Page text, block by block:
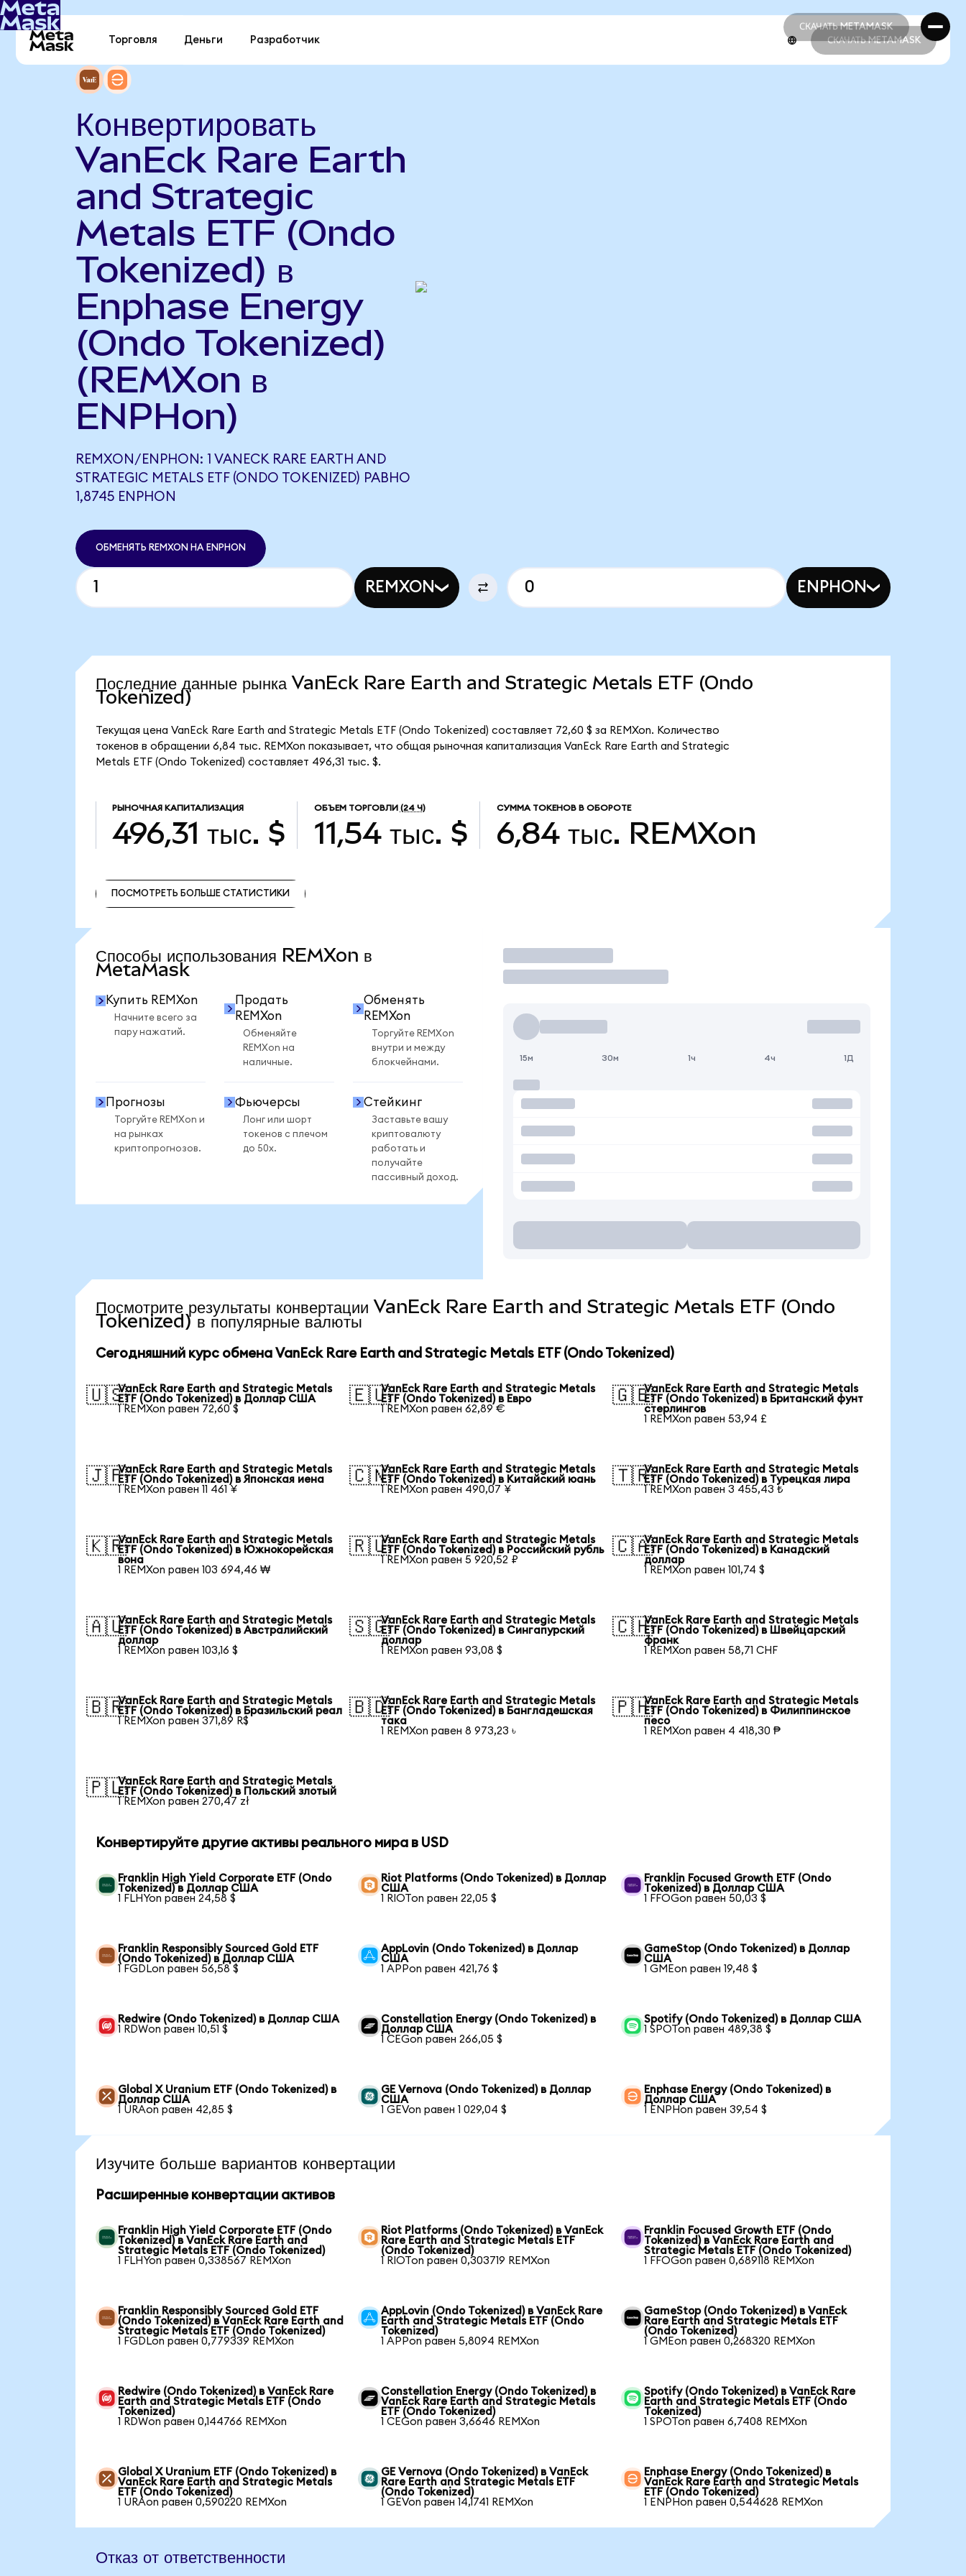
СКАЧАТЬ METAMASK
СКАЧАТЬ METAMASK
Торговля Деньги Разработчик СКАЧАТЬ METAMASK
Конвертировать
VanEck Rare Earth
and Strategic
Metals ETF (Ondo
Tokenized) в
Enphase Energy
(Ondo Tokenized)
(REMXon в
ENPHon)
REMXON/ENPHON: 1 VANECK RARE EARTH AND
STRATEGIC METALS ETF (ONDO TOKENIZED) РАВНО
1,8745 ENPHON
ОБМЕНЯТЬ REMXON НА ENPHON
REMXON ENPHON
Последние данные рынка VanEck Rare Earth and Strategic Metals ETF (Ondo
Tokenized)
Текущая цена VanEck Rare Earth and Strategic Metals ETF (Ondo Tokenized) составляет 72,60 $ за REMXon. Количество
токенов в обращении 6,84 тыс. REMXon показывает, что общая рыночная капитализация VanEck Rare Earth and Strategic
Metals ETF (Ondo Tokenized) составляет 496,31 тыс. $.
РЫНОЧНАЯ КАПИТАЛИЗАЦИЯ
496,31 тыс. $
ОБЪЕМ ТОРГОВЛИ (24 Ч)
11,54 тыс. $
СУММА ТОКЕНОВ В ОБОРОТЕ
6,84 тыс. REMXon
ПОСМОТРЕТЬ БОЛЬШЕ СТАТИСТИКИ
Способы использования REMXon в
MetaMask
Купить REMXon
Начните всего за
пару нажатий.
Продать
REMXon
Обменяйте
REMXon на
наличные.
Обменять
REMXon
Торгуйте REMXon
внутри и между
блокчейнами.
Прогнозы
Торгуйте REMXon и
на рынках
криптопрогнозов.
Фьючерсы
Лонг или шорт
токенов с плечом
до 50x.
Стейкинг
Заставьте вашу
криптовалюту
работать и
получайте
пассивный доход.
Торговать
15м 30м 1ч 4ч 1Д
Посмотрите результаты конвертации VanEck Rare Earth and Strategic Metals ETF (Ondo
Tokenized) в популярные валюты
Сегодняшний курс обмена VanEck Rare Earth and Strategic Metals ETF (Ondo Tokenized)
🇺🇸VanEck Rare Earth and Strategic Metals
ETF (Ondo Tokenized) в Доллар США
1 REMXon равен 72,60 $
🇪🇺VanEck Rare Earth and Strategic Metals
ETF (Ondo Tokenized) в Евро
1 REMXon равен 62,89 €
🇬🇧VanEck Rare Earth and Strategic Metals
ETF (Ondo Tokenized) в Британский фунт
стерлингов
1 REMXon равен 53,94 £
🇯🇵VanEck Rare Earth and Strategic Metals
ETF (Ondo Tokenized) в Японская иена
1 REMXon равен 11 461 ¥
🇨🇳VanEck Rare Earth and Strategic Metals
ETF (Ondo Tokenized) в Китайский юань
1 REMXon равен 490,07 ¥
🇹🇷VanEck Rare Earth and Strategic Metals
ETF (Ondo Tokenized) в Турецкая лира
1 REMXon равен 3 455,43 ₺
🇰🇷VanEck Rare Earth and Strategic Metals
ETF (Ondo Tokenized) в Южнокорейская
вона
1 REMXon равен 103 694,46 ₩
🇷🇺VanEck Rare Earth and Strategic Metals
ETF (Ondo Tokenized) в Российский рубль
1 REMXon равен 5 920,52 ₽
🇨🇦VanEck Rare Earth and Strategic Metals
ETF (Ondo Tokenized) в Канадский
доллар
1 REMXon равен 101,74 $
🇦🇺VanEck Rare Earth and Strategic Metals
ETF (Ondo Tokenized) в Австралийский
доллар
1 REMXon равен 103,16 $
🇸🇬VanEck Rare Earth and Strategic Metals
ETF (Ondo Tokenized) в Сингапурский
доллар
1 REMXon равен 93,08 $
🇨🇭VanEck Rare Earth and Strategic Metals
ETF (Ondo Tokenized) в Швейцарский
франк
1 REMXon равен 58,71 CHF
🇧🇷VanEck Rare Earth and Strategic Metals
ETF (Ondo Tokenized) в Бразильский реал
1 REMXon равен 371,89 R$
🇧🇩VanEck Rare Earth and Strategic Metals
ETF (Ondo Tokenized) в Бангладешская
така
1 REMXon равен 8 973,23 ৳
🇵🇭VanEck Rare Earth and Strategic Metals
ETF (Ondo Tokenized) в Филиппинское
песо
1 REMXon равен 4 418,30 ₱
🇵🇱VanEck Rare Earth and Strategic Metals
ETF (Ondo Tokenized) в Польский злотый
1 REMXon равен 270,47 zł
Конвертируйте другие активы реального мира в USD
Franklin High Yield Corporate ETF (Ondo
Tokenized) в Доллар США
1 FLHYon равен 24,58 $
Riot Platforms (Ondo Tokenized) в Доллар
США
1 RIOTon равен 22,05 $
Franklin Focused Growth ETF (Ondo
Tokenized) в Доллар США
1 FFOGon равен 50,03 $
Franklin Responsibly Sourced Gold ETF
(Ondo Tokenized) в Доллар США
1 FGDLon равен 56,58 $
AppLovin (Ondo Tokenized) в Доллар
США
1 APPon равен 421,76 $
GameStop (Ondo Tokenized) в Доллар
США
1 GMEon равен 19,48 $
Redwire (Ondo Tokenized) в Доллар США
1 RDWon равен 10,51 $
Constellation Energy (Ondo Tokenized) в
Доллар США
1 CEGon равен 266,05 $
Spotify (Ondo Tokenized) в Доллар США
1 SPOTon равен 489,38 $
Global X Uranium ETF (Ondo Tokenized) в
Доллар США
1 URAon равен 42,85 $
GE Vernova (Ondo Tokenized) в Доллар
США
1 GEVon равен 1 029,04 $
Enphase Energy (Ondo Tokenized) в
Доллар США
1 ENPHon равен 39,54 $
Изучите больше вариантов конвертации
Расширенные конвертации активов
Franklin High Yield Corporate ETF (Ondo
Tokenized) в VanEck Rare Earth and
Strategic Metals ETF (Ondo Tokenized)
1 FLHYon равен 0,338567 REMXon
Riot Platforms (Ondo Tokenized) в VanEck
Rare Earth and Strategic Metals ETF
(Ondo Tokenized)
1 RIOTon равен 0,303719 REMXon
Franklin Focused Growth ETF (Ondo
Tokenized) в VanEck Rare Earth and
Strategic Metals ETF (Ondo Tokenized)
1 FFOGon равен 0,689118 REMXon
Franklin Responsibly Sourced Gold ETF
(Ondo Tokenized) в VanEck Rare Earth and
Strategic Metals ETF (Ondo Tokenized)
1 FGDLon равен 0,779339 REMXon
AppLovin (Ondo Tokenized) в VanEck Rare
Earth and Strategic Metals ETF (Ondo
Tokenized)
1 APPon равен 5,8094 REMXon
GameStop (Ondo Tokenized) в VanEck
Rare Earth and Strategic Metals ETF
(Ondo Tokenized)
1 GMEon равен 0,268320 REMXon
Redwire (Ondo Tokenized) в VanEck Rare
Earth and Strategic Metals ETF (Ondo
Tokenized)
1 RDWon равен 0,144766 REMXon
Constellation Energy (Ondo Tokenized) в
VanEck Rare Earth and Strategic Metals
ETF (Ondo Tokenized)
1 CEGon равен 3,6646 REMXon
Spotify (Ondo Tokenized) в VanEck Rare
Earth and Strategic Metals ETF (Ondo
Tokenized)
1 SPOTon равен 6,7408 REMXon
Global X Uranium ETF (Ondo Tokenized) в
VanEck Rare Earth and Strategic Metals
ETF (Ondo Tokenized)
1 URAon равен 0,590220 REMXon
GE Vernova (Ondo Tokenized) в VanEck
Rare Earth and Strategic Metals ETF
(Ondo Tokenized)
1 GEVon равен 14,1741 REMXon
Enphase Energy (Ondo Tokenized) в
VanEck Rare Earth and Strategic Metals
ETF (Ondo Tokenized)
1 ENPHon равен 0,544628 REMXon
Отказ от ответственности